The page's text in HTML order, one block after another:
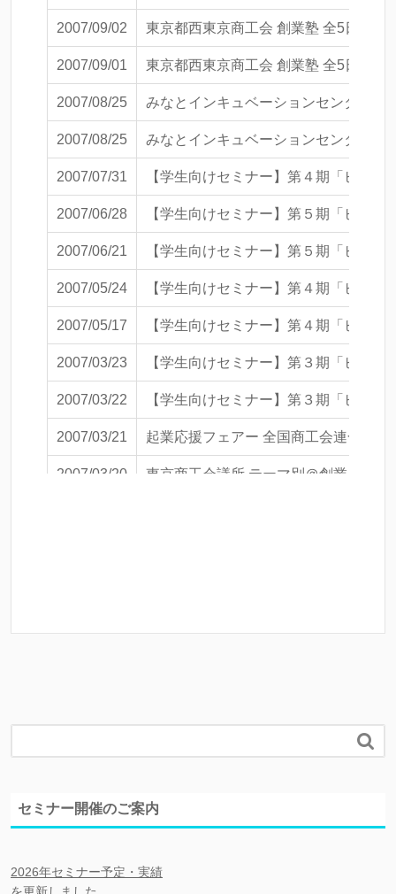
2007/09/02 東京都西東京商工会 創業塾 全5日間第
2007/09/01 東京都西東京商工会 創業塾 全5日間第
2007/08/25 みなとインキュベーションセンターセ
2007/08/25 みなとインキュベーションセンターセ
2007/07/31 【学生向けセミナー】第４期「ビジ
2007/06/28 【学生向けセミナー】第５期「ビジ
2007/06/21 【学生向けセミナー】第５期「ビジ
2007/05/24 【学生向けセミナー】第４期「ビジ
2007/05/17 【学生向けセミナー】第４期「ビジ
2007/03/23 【学生向けセミナー】第３期「ビジネ
2007/03/22 【学生向けセミナー】第３期「ビジ
2007/03/21 起業応援フェアー 全国商工会連合会創
2007/03/20 東京商工会議所 テーマ別＠創業入門
東商・創業ゼミナール ＜第１５期コ
2007/02/08 【学生向けセミナー】第２期「ビジネ
2007/01/30 東商・創業ゼミナール ＜第１５期コ

セミナー開催のご案内
2026年セミナー予定・実績